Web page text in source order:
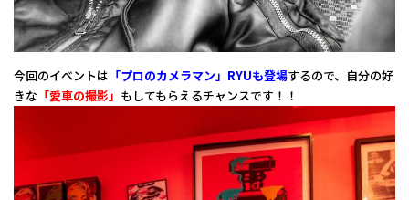
今回のイベントは 「プロのカメラマン」RYUも登場するので、自分の好
きな 「愛車の撮影」 もしてもらえるチャンスです！！